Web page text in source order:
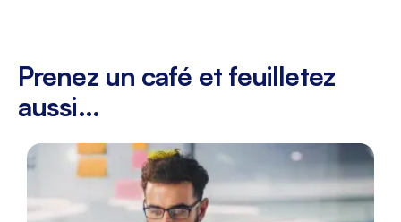
Prenez un café et feuilletez
aussi...